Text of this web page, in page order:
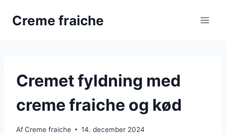
Creme fraiche
Cremet fyldning med
creme fraiche og kød
AfCreme fraiche 14. december 2024